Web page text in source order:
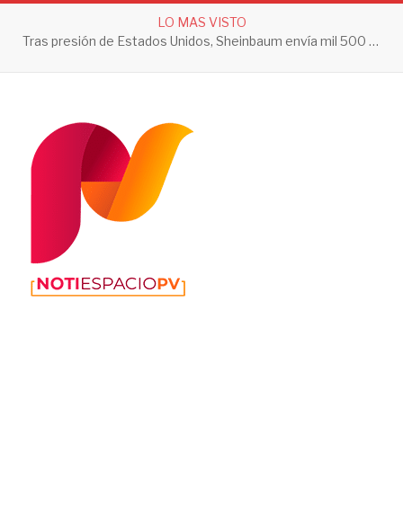
LO MAS VISTO
Tras presión de Estados Unidos, Sheinbaum envía mil 500 soldados a Michoacán